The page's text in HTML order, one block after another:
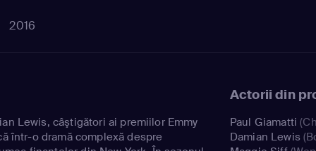
2016
Lewis, câştigători ai premiilor Emmy
într-o dramă complexă despre
Actorii din
Paul Giamatti
Damian Lewis